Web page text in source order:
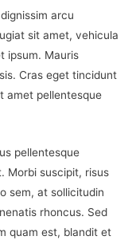
arcu
sit amet, vehicula
ipsum. Mauris
Cras eget tincidunt
amet pellentesque
pellentesque
Morbi suscipit, risus
sem, at sollicitudin
rhoncus. Sed
quam est, blandit et